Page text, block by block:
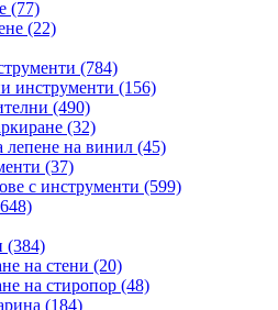
(77)
(22)
(784)
инструменти (156)
(490)
(32)
лепене на винил (45)
(37)
с инструменти (599)
(384)
на стени (20)
на стиропор (48)
(184)